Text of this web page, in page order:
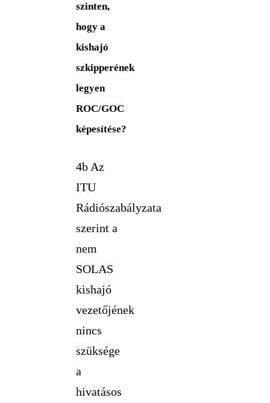
szinten,
hogy a
kishajó
szkipperének
legyen
ROC/GOC
képesítése?
4b Az
ITU
Rádiószabályzata
szerint a
nem
SOLAS
kishajó
vezetőjének
nincs
szüksége
a
hivatásos